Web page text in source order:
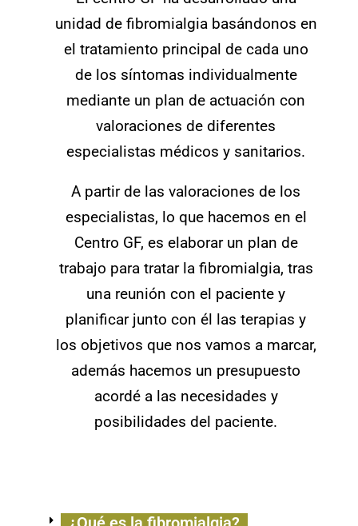
unidad de fibromialgia basándonos en
el tratamiento principal de cada uno
de los síntomas individualmente
mediante un plan de actuación con
valoraciones de diferentes
especialistas médicos y sanitarios.
A partir de las valoraciones de los
especialistas, lo que hacemos en el
Centro GF, es elaborar un plan de
trabajo para tratar la fibromialgia, tras
una reunión con el paciente y
planificar junto con él las terapias y
los objetivos que nos vamos a marcar,
además hacemos un presupuesto
acordé a las necesidades y
posibilidades del paciente.